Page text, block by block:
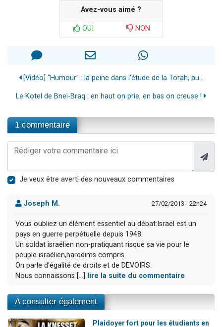
Avez-vous aimé ?
OUI NON
[Vidéo] "Humour" : la peine dans l'étude de la Torah, au...
Le Kotel de Bnei-Braq : en haut on prie, en bas on creuse !
1 commentaire
Je veux être averti des nouveaux commentaires
Joseph M. 27/02/2013 - 22h24
Vous oubliez un élément essentiel au débat:Israël est un
pays en guerre perpétuelle depuis 1948.
Un soldat israélien non-pratiquant risque sa vie pour le
peuple israélien,haredims compris.
On parle d'égalité de droits et de DEVOIRS.
Nous connaissons [...] lire la suite du commentaire
A consulter également
Plaidoyer fort pour les étudiants en